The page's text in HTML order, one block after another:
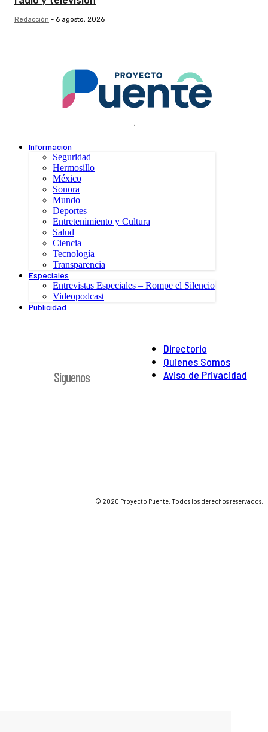
Redacción - 6 agosto, 2026
.
Información
Seguridad
Hermosillo
México
Sonora
Mundo
Deportes
Entretenimiento y Cultura
Salud
Ciencia
Tecnología
Transparencia
Especiales
Entrevistas Especiales – Rompe el Silencio
Videopodcast
Publicidad
Directorio
Quienes Somos
Aviso de Privacidad
Síguenos
© 2020 Proyecto Puente. Todos los derechos reservados.